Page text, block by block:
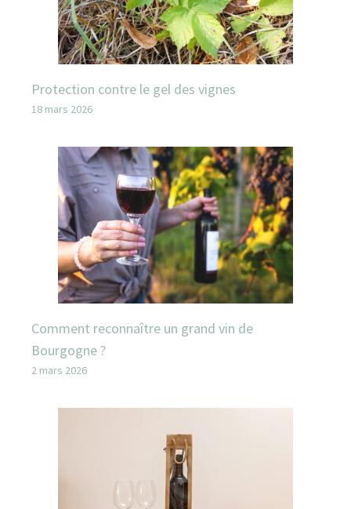
Protection contre le gel des vignes
18 mars 2026
Comment reconnaître un grand vin de
Bourgogne ?
2 mars 2026